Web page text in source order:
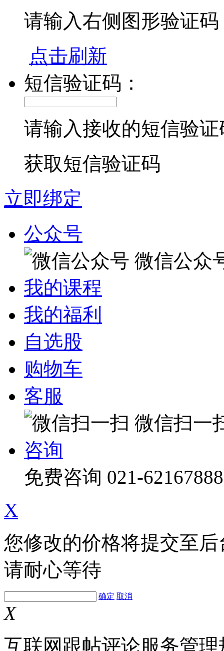
请输入右侧图形验证码
点击刷新
短信验证码：
请输入接收的短信验证
获取短信验证码
立即绑定
公众号
微信公众
我的课程
我的福利
自选股
购物车
客服
微信扫一
咨询
免费咨询 021-62167888
X
您修改的价格将提交至
请耐心等待
确定 取消
X
互联网跟帖评论服务管理